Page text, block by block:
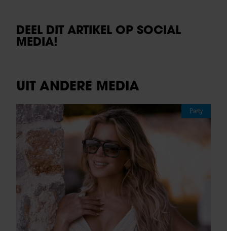
DEEL DIT ARTIKEL OP SOCIAL
MEDIA!
UIT ANDERE MEDIA
Party